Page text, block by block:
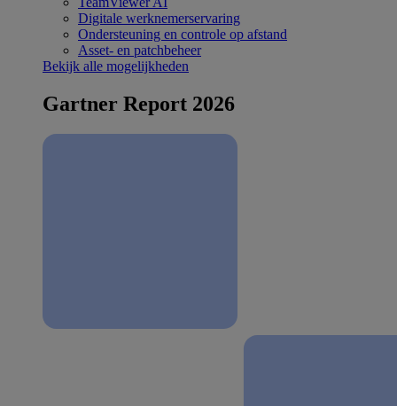
Digitale werknemerservaring
Ondersteuning en controle op afstand
Asset- en patchbeheer
Bekijk alle mogelijkheden
Gartner Report 2026